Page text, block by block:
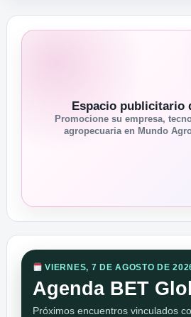
Espacio publicitario
Promocione su empresa,
agropecuaria en Mundo
VIERNES, 7 DE AGOSTO DE
Agenda BET
Próximos encuentros vinculados